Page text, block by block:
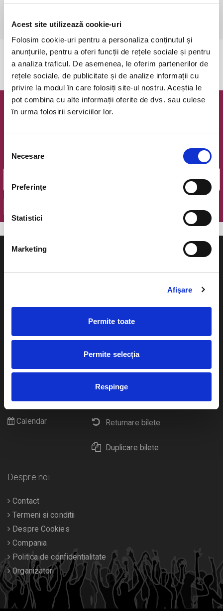
Acest site utilizează cookie-uri
Folosim cookie-uri pentru a personaliza conținutul și
anunțurile, pentru a oferi funcții de rețele sociale și pentru
a analiza traficul. De asemenea, le oferim partenerilor de
rețele sociale, de publicitate și de analize informații cu
privire la modul în care folosiți site-ul nostru. Aceștia le
pot combina cu alte informații oferite de dvs. sau culese
în urma folosirii serviciilor lor.
consimțământului
Necesare
Preferinţe
Statistici
Marketing
Afişare
Permite toate
Permite selecția
Respinge
Informații suplimentare, la nr. de telefon 0773 825 249.
Evenimentul a expirat.
Newsletter @ Bilete.ro
Email
Cum comand bilete?
eBilet printat acasa
Returnare bilete
Duplicare bilete
Pentru copii
Diverse
Calendar
Despre noi
Contact
Termeni si conditii
Despre Cookies
Compania
Politica de confidentialitate
Organizatori